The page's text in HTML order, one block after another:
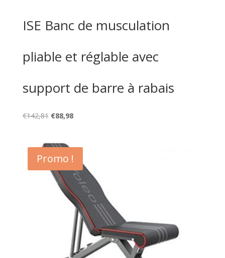
ISE Banc de musculation
pliable et réglable avec
support de barre à rabais
€142,81 Le
était :
€142,81.
€88,98Le
est :
€88,98.
Promo !